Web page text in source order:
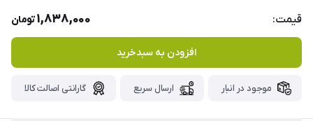
قیمت: 1,838,000تومان
افزودن به سبدخرید
موجود در انبار ارسال سریع گارانتی اصالت کالا